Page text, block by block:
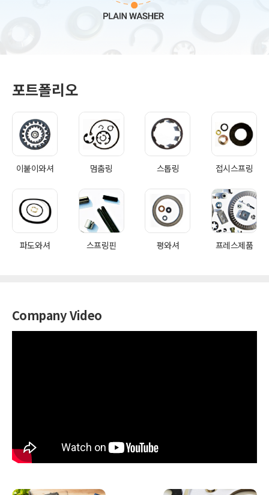
포트폴리오
이붙이와셔 멈춤링 스톱링 접시스프링
파도와셔 스프링핀 평와셔 프레스제품
Company Video